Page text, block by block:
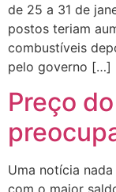
de 25 a 31 de
postos teriam
combustíveis
pelo governo […]
Preço
Uma notícia
com o maior